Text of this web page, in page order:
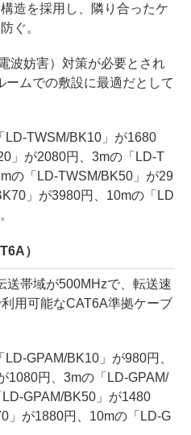
造を採用し、隣り合ったケ
ぐ。
波妨害）対策が必要とされ
ームでの敷設に最適だとして
TWSM/BK10」が1680
」が2080円、3mの「LD-T
の「LD-TWSM/BK50」が29
」が3980円、10mの「LD
）
帯域が500MHzで、転送速
用可能なCAT6A準拠ケーブ
GPAM/BK10」が980円、
1080円、3mの「LD-GPAM/
GPAM/BK50」が1480
」が1880円、10mの「LD-G